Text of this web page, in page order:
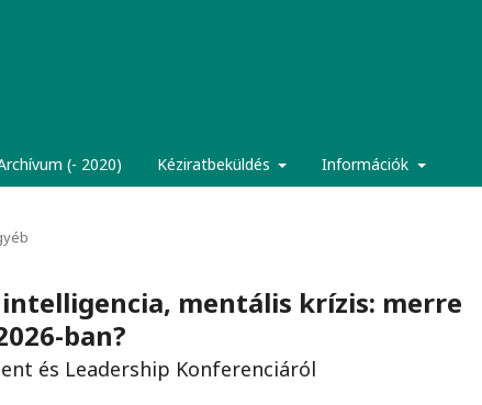
(- 2020) Kéziratbeküldés Információk
mentális krízis: merre
ban?
és Leadership Konferenciáról